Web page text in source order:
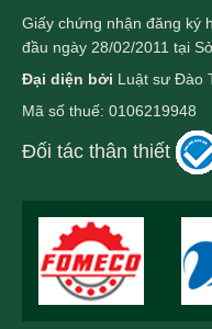
Giấy chứng nhận đăng ký
đầu ngày 28/02/2011 tại
Đại diện bởi Luật sư Đào
Mã số thuế: 0106219948
Đối tác thân thiết